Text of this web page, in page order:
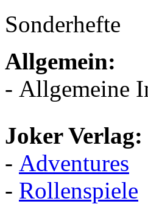
Sonderhefte
Allgemein:
- Allgemeine
Joker Verlag:
- Adventures
- Rollenspiele